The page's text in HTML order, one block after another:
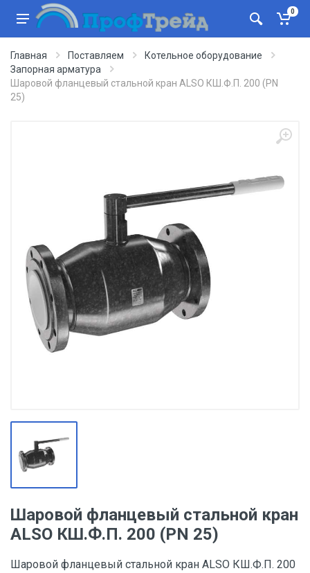
0
Главная Поставляем
Котельное оборудование
Запорная арматура
Шаровой фланцевый стальной кран ALSO КШ.Ф.П. 200 (PN
25)
Шаровой фланцевый стальной кран
ALSO КШ.Ф.П. 200 (PN 25)
Шаровой фланцевый стальной кран ALSO КШ.Ф.П. 200